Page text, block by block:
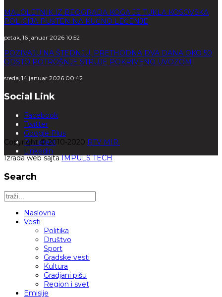
MALOLETNIK IZ BEOGRADA KOGA JE TUKLA KOSOVSKA
POLICIJA PUŠTEN NA KUĆNO LEČENJE
petak, 16 januar 2026 10:52
POZIVAJU NA ŠTEDNJU, PRETHODNA DVA DANA OKO 50
ODSTO POTROŠNJE STRUJE POKRIVENO UVOZOM
sreda, 14 januar 2026 00:42
Social Link
Facebook
Twitter
Google Plus
Pinterest
Linkedin
Copyright © 2010-2020 RTV MIR.
Izrada web sajtaIMPULS TECH
Search
Naslovna
Vesti
Politika
Društvo
Sport
Gradske vesti
Kultura
Gradjani pišu
Region i svet
Emisije